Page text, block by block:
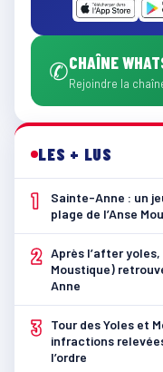
✆CHAÎNE
Rejoindre la
LES + LUS
1
Sainte-Anne : un
plage de l’Anse
2 Après l’after yoles,
Moustique)
Anne
3
Tour des Yoles et
infractions
l’ordre